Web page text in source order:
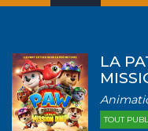
LA
TOUT